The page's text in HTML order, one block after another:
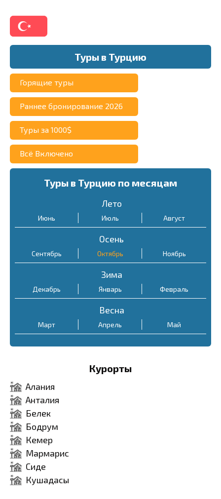
Туры в Турцию
Горящие туры
Раннее бронирование 2026
Туры за 1000$
Всё Включено
Туры в Турцию по месяцам
Лето
Июнь Июль Август
Осень
Сентябрь Октябрь Ноябрь
Зима
Декабрь Январь Февраль
Весна
Март Апрель Май
Курорты
Алания
Анталия
Белек
Бодрум
Кемер
Мармарис
Сиде
Кушадасы